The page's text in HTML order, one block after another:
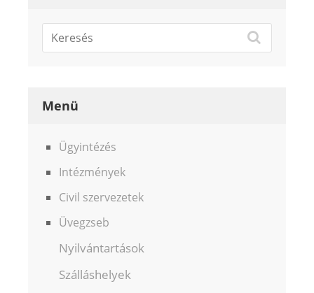
Menü
Ügyintézés
Intézmények
Civil szervezetek
Üvegzseb
Nyilvántartások
Szálláshelyek